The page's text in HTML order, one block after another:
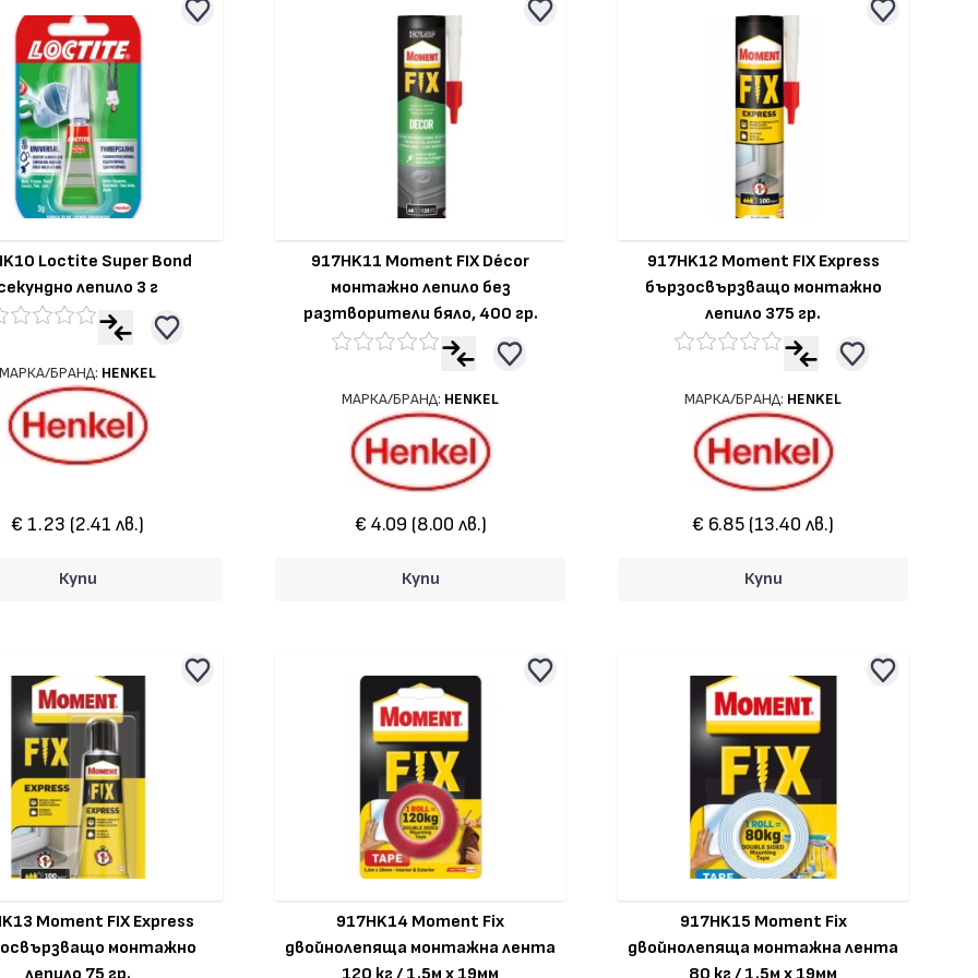
Loctite Super Bond
лепило 3 г
МАРКА/БРАНД: HENKEL
€ 1.23 (2.41 лв.)
Купи
917HK11 Moment FIX Décor
монтажно лепило без
разтворители бяло, 400 гр.
МАРКА/БРАНД: HENKEL
€ 4.09 (8.00 лв.)
Купи
917HK12 Moment FIX Express
бързосвързващо монтажно
лепило 375 гр.
МАРКА/БРАНД: HENKEL
€ 6.85 (13.40 лв.)
Купи
Moment FIX Express
монтажно
917HK14 Moment Fix
двойнолепяща монтажна лента
917HK15 Moment Fix
двойнолепяща монтажна лента